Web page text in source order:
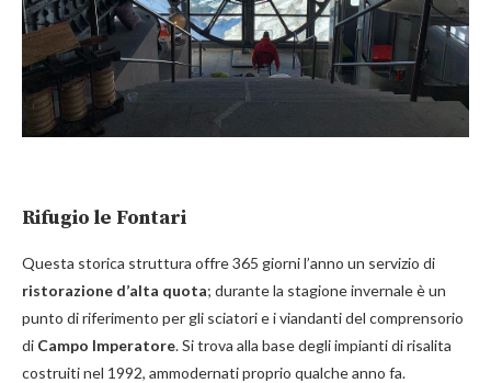
Rifugio le Fontari
Questa storica struttura offre 365 giorni l’anno un servizio di
ristorazione d’alta quota; durante la stagione invernale è un
punto di riferimento per gli sciatori e i viandanti del comprensorio
di Campo Imperatore. Si trova alla base degli impianti di risalita
costruiti nel 1992, ammodernati proprio qualche anno fa.